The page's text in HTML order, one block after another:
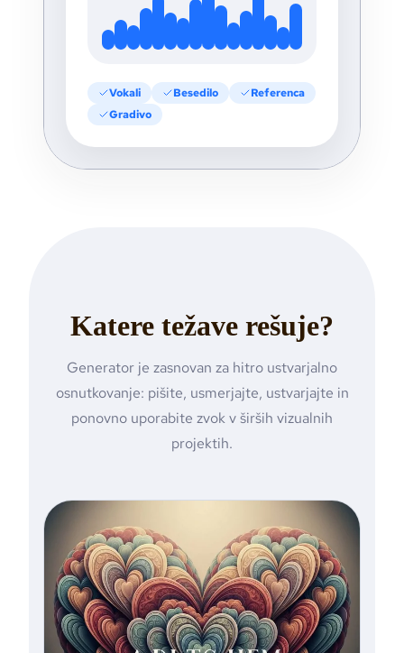
Vokali Besedilo
Referenca
Gradivo
Katere težave rešuje?
Generator je zasnovan za hitro ustvarjalno
osnutkovanje: pišite, usmerjajte, ustvarjajte in
ponovno uporabite zvok v širših vizualnih
projektih.